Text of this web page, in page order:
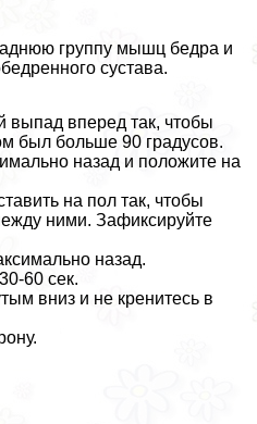
группу мышц бедра и
сустава.
выпад вперед так, чтобы
был больше 90 градусов.
назад и положите на
на пол так, чтобы
ними. Зафиксируйте
назад.
60 сек.
вниз и не кренитесь в